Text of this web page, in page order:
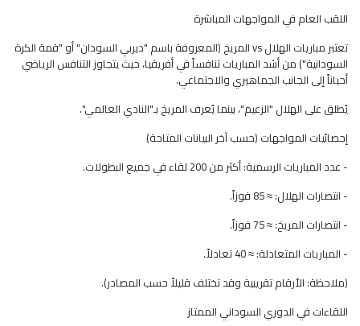
اللقب العام في المواجهات المباشرة
تعتبر مباريات الهلال vs المريخ (المعروفة باسم "ديربي السودان" أو "قمة الكرة
السودانية") من أشد المباريات تنافساً في أفريقيا، حيث يتجاوز التنافس الرياضي
أحياناً إلى الجانب الجماهيري والاجتماعي.
يُطلق على الهلال "الزعيم"، بينما يُعرف المريخ بـ"النادي العالمي".
إحصائيات المواجهات (حسب آخر البيانات المتاحة)
- عدد المباريات الرسمية: أكثر من 200 لقاء في جميع البطولات.
- انتصارات الهلال: ≈ 85 فوزاً.
- انتصارات المريخ: ≈ 75 فوزاً.
- المباريات المتعادلة: ≈ 40 تعادلاً.
(ملاحظة: الأرقام تقريبية وقد تختلف قليلاً حسب المصادر).
اللقاءات في الدوري السوداني الممتاز